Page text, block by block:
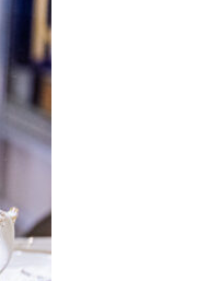
и
полезный контент